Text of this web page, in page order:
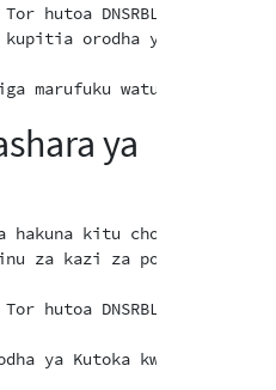
hutoa DNSRBL
kupitia orodha ya Tor ya
ya
kitu chochote
za kazi za polisi za
hutoa DNSRBL
ya Kutoka kwa Wingi